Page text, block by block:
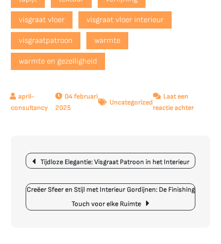
visgraat vloer visgraat vloer interieur
visgraatpatroon warmte
warmte en gezelligheid
04 februari
2025
Uncategorized
Laat een
reactie achterop
vloer
in
interieur
Berichtnavigatie
Tijdloze Elegantie: Visgraat Patroon in het Interieur
Creëer Sfeer en Stijl met Interieur Gordijnen: De Finishing
Touch voor elke Ruimte